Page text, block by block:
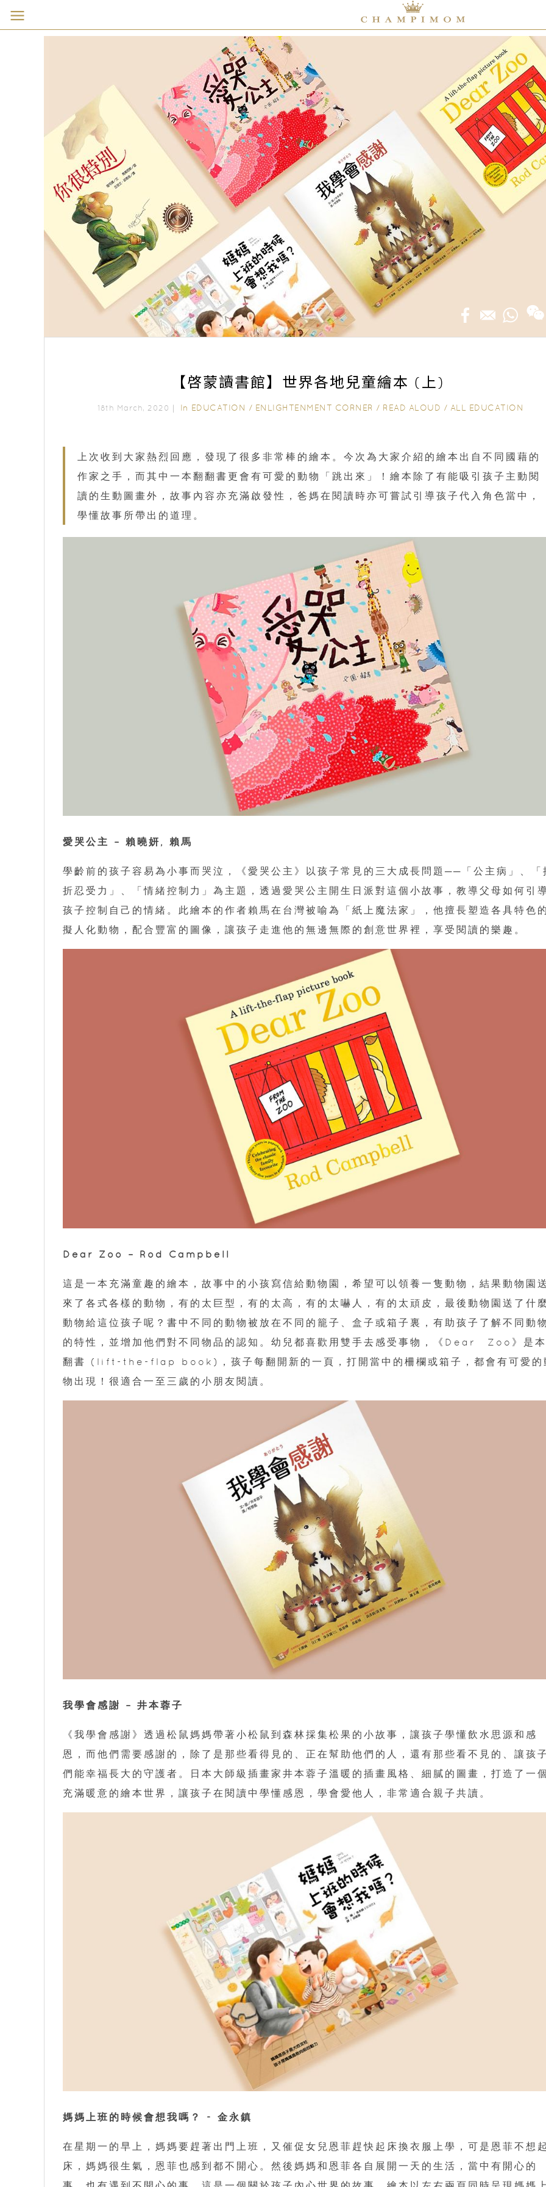
【啓蒙讀書館】世界各地兒童繪本 (上)
18th March, 2020｜ In EDUCATION / ENLIGHTENMENT CORNER / READ ALOUD / ALL EDUCATION
上次收到大家熱烈回應，發現了很多非常棒的繪本。今次為大家介紹的繪本出自不同國藉的
作家之手，而其中一本翻翻書更會有可愛的動物「跳出來」！繪本除了有能吸引孩子主動閱
讀的生動圖畫外，故事內容亦充滿啟發性，爸媽在閱讀時亦可嘗試引導孩子代入角色當中，
學懂故事所帶出的道理。
愛哭公主 – 賴曉妍, 賴馬
學齡前的孩子容易為小事而哭泣，《愛哭公主》以孩子常見的三大成長問題──「公主病」、「
折忍受力」、「情緒控制力」為主題，透過愛哭公主開生日派對這個小故事，教導父母如何引
孩子控制自己的情緒。此繪本的作者賴馬在台灣被喻為「紙上魔法家」，他擅長塑造各具特色的
擬人化動物，配合豐富的圖像，讓孩子走進他的無邊無際的創意世界裡，享受閱讀的樂趣。
Dear Zoo – Rod Campbell
這是一本充滿童趣的繪本，故事中的小孩寫信給動物園，希望可以領養一隻動物，結果動物園送
來了各式各樣的動物，有的太巨型，有的太高，有的太嚇人，有的太頑皮，最後動物園送了什麼
動物給這位孩子呢？書中不同的動物被放在不同的籠子、盒子或箱子裏，有助孩子了解不同動物
的特性，並增加他們對不同物品的認知。幼兒都喜歡用雙手去感受事物，《Dear Zoo》是本
翻書 (lift-the-flap book)，孩子每翻開新的一頁，打開當中的柵欄或箱子，都會有可愛的
物出現！很適合一至三歲的小朋友閱讀。
我學會感謝 – 井本蓉子
《我學會感謝》透過松鼠媽媽帶著小松鼠到森林採集松果的小故事，讓孩子學懂飲水思源和感
恩，而他們需要感謝的，除了是那些看得見的、正在幫助他們的人，還有那些看不見的、讓孩子
們能幸福長大的守護者。日本大師級插畫家井本蓉子溫暖的插畫風格、細膩的圖畫，打造了一個
充滿暖意的繪本世界，讓孩子在閱讀中學懂感恩，學會愛他人，非常適合親子共讀。
媽媽上班的時候會想我嗎？ - 金永鎮
在星期一的早上，媽媽要趕著出門上班，又催促女兒恩菲趕快起床換衣服上學，可是恩菲不想起
床，媽媽很生氣，恩菲也感到都不開心。然後媽媽和恩菲各自展開一天的生活，當中有開心的